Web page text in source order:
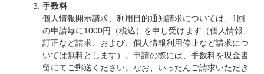
手数料
個人情報開示請求、利用目的通知請求については、1回
の申請毎に1000円（税込）を申し受けます（個人情報
訂正など請求、および、個人情報利用停止など請求につ
いては無料とします）。申請の際には、手数料を現金書
留にてご郵送ください。なお、いったんご請求いただき